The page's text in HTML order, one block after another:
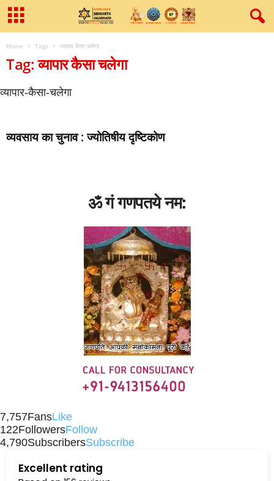
Home Tags व्‍यापार कैसा चलेगा
Tag: व्‍यापार कैसा चलेगा
व्‍यापार-कैसा-चलेगा
व्‍यवसाय का चुनाव : ज्‍योतिषीय दृष्टिकोण
ॐ गं गणपतये नम:
7,757FansLike
122FollowersFollow
4,790SubscribersSubscribe
Excellent rating